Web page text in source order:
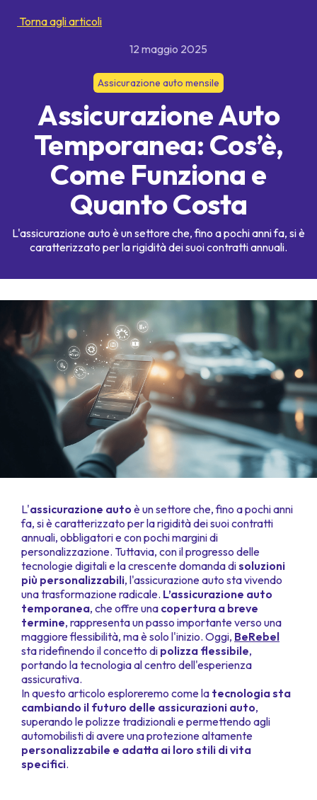
Torna agli articoli
12 maggio 2025
Assicurazione auto mensile
Assicurazione Auto
Temporanea: Cos’è,
Come Funziona e
Quanto Costa
L'assicurazione auto è un settore che, fino a pochi anni fa, si è
caratterizzato per la rigidità dei suoi contratti annuali.
L'assicurazione auto è un settore che, fino a pochi anni
fa, si è caratterizzato per la rigidità dei suoi contratti
annuali, obbligatori e con pochi margini di
personalizzazione. Tuttavia, con il progresso delle
tecnologie digitali e la crescente domanda disoluzioni
più personalizzabili, l'assicurazione auto sta vivendo
una trasformazione radicale. L’assicurazione auto
temporanea, che offre una copertura a breve
termine, rappresenta un passo importante verso una
maggiore flessibilità, ma è solo l'inizio. Oggi, BeRebel
sta ridefinendo il concetto di polizza flessibile,
portando la tecnologia al centro dell'esperienza
assicurativa.
In questo articolo esploreremo come la tecnologia sta
cambiando il futuro delle assicurazioni auto,
superando le polizze tradizionali e permettendo agli
automobilisti di avere una protezione altamente
personalizzabile e adatta ai loro stili di vita
specifici.